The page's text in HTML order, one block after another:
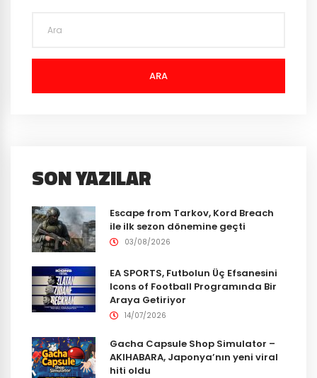
ARA
SON YAZILAR
Escape from Tarkov, Kord Breach
ile ilk sezon dönemine geçti
03/08/2026
EA SPORTS, Futbolun Üç Efsanesini
Icons of Football Programında Bir
Araya Getiriyor
14/07/2026
Gacha Capsule Shop Simulator –
AKIHABARA, Japonya’nın yeni viral
hiti oldu